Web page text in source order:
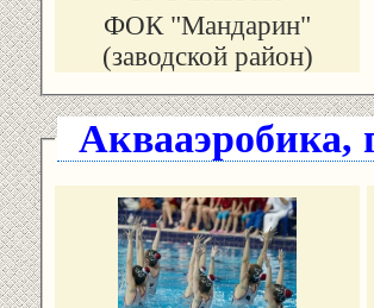
ФОК "Мандарин"
(заводской район)
Аквааэробика,